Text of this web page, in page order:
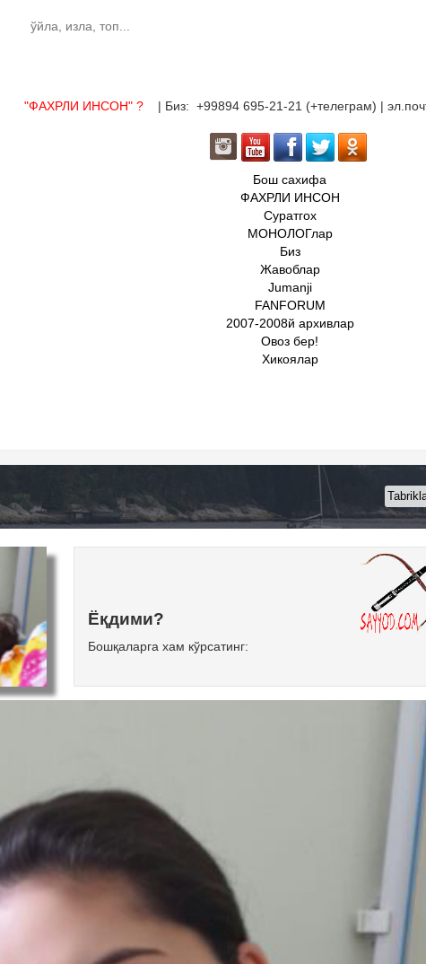
"ФАХРЛИ ИНСОН" ? | Биз: +99894 695-21-21 (+телеграм) |
Бош сахифа
ФАХРЛИ ИНСОН
Суратгох
МОНОЛОГлар
Биз
Жавоблар
Jumanji
FANFORUM
2007-2008й архивлар
Овоз бер!
Хикоялар
Ёқдими?
Бошқаларга хам кўрсатинг: